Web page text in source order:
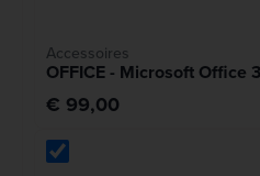
Accessoires
OFFICE - Microsoft Office
€ 99,00